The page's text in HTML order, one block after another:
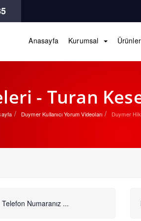
Anasayfa Kurumsal
- Turan
Duymer Kullanıcı Yorum Videoları Duymer